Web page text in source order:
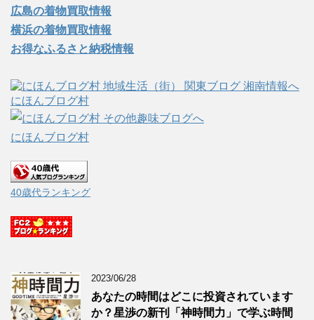
広島の着物買取情報
横浜の着物買取情報
お得なふるさと納税情報
にほんブログ村
にほんブログ村
40歳代ランキング
2023/06/28
あなたの時間はどこに投資されています
か？星渉の新刊「神時間力」で学ぶ時間